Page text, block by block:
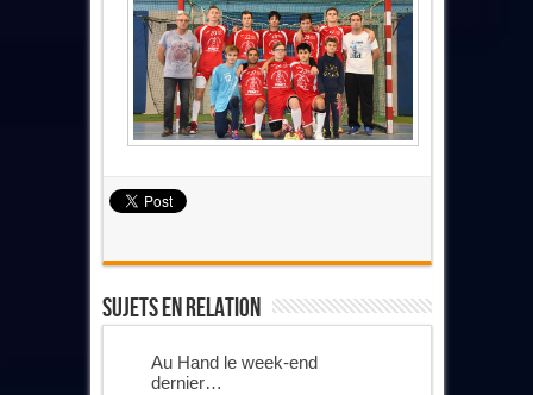
Sujets En Relation
Au Hand le week-end
dernier…